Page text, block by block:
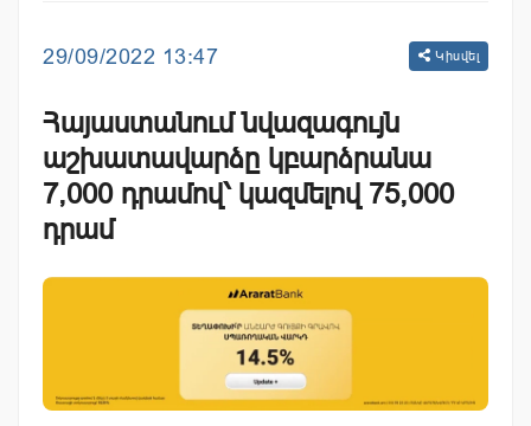
29/09/2022 13:47 Կիսվել
Հայաստանում նվազագույն
աշխատավարձը կբարձրանա
7,000 դրամով՝ կազմելով 75,000
դրամ